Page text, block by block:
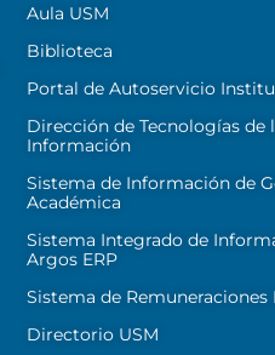
Aula USM
Biblioteca
Portal de Autoservicio
Dirección de Tecnologías de
Información
Sistema de Información de
Académica
Sistema Integrado de
Argos ERP
Sistema de Remuneraciones
Directorio USM